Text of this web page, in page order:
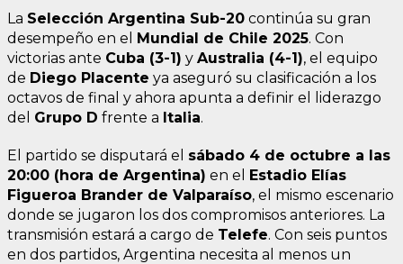
La Selección Argentina Sub-20 continúa su gran
desempeño en el Mundial de Chile 2025. Con
victorias ante Cuba (3-1) y Australia (4-1), el equipo
de Diego Placente ya aseguró su clasificación a los
octavos de final y ahora apunta a definir el liderazgo
del Grupo D frente a Italia.
El partido se disputará el sábado 4 de octubre a las
20:00 (hora de Argentina) en el Estadio Elías
Figueroa Brander de Valparaíso, el mismo escenario
donde se jugaron los dos compromisos anteriores. La
transmisión estará a cargo de Telefe. Con seis puntos
en dos partidos, Argentina necesita al menos un